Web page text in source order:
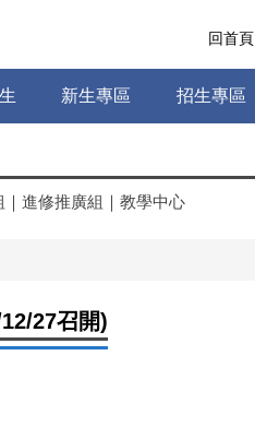
新生專區 招生專區
回首頁
｜ 進修推廣組 ｜ 教學中心
27召開)